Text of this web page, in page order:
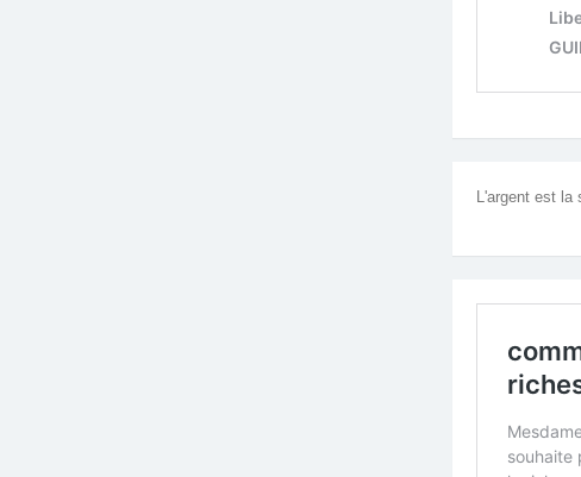
L'argent est la